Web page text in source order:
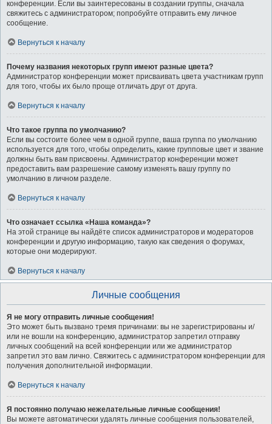
конференции. Если вы заинтересованы в создании группы, сначала
свяжитесь с администратором; попробуйте отправить ему личное
сообщение.
Вернуться к началу
Почему названия некоторых групп имеют разные цвета?
Администратор конференции может присваивать цвета участникам групп
для того, чтобы их было проще отличать друг от друга.
Вернуться к началу
Что такое группа по умолчанию?
Если вы состоите более чем в одной группе, ваша группа по умолчанию
используется для того, чтобы определить, какие групповые цвет и звание
должны быть вам присвоены. Администратор конференции может
предоставить вам разрешение самому изменять вашу группу по
умолчанию в личном разделе.
Вернуться к началу
Что означает ссылка «Наша команда»?
На этой странице вы найдёте список администраторов и модераторов
конференции и другую информацию, такую как сведения о форумах,
которые они модерируют.
Вернуться к началу
Личные сообщения
Я не могу отправить личные сообщения!
Это может быть вызвано тремя причинами: вы не зарегистрированы и/
или не вошли на конференцию, администратор запретил отправку
личных сообщений на всей конференции или же администратор
запретил это вам лично. Свяжитесь с администратором конференции для
получения дополнительной информации.
Вернуться к началу
Я постоянно получаю нежелательные личные сообщения!
Вы можете автоматически удалять личные сообщения пользователей,